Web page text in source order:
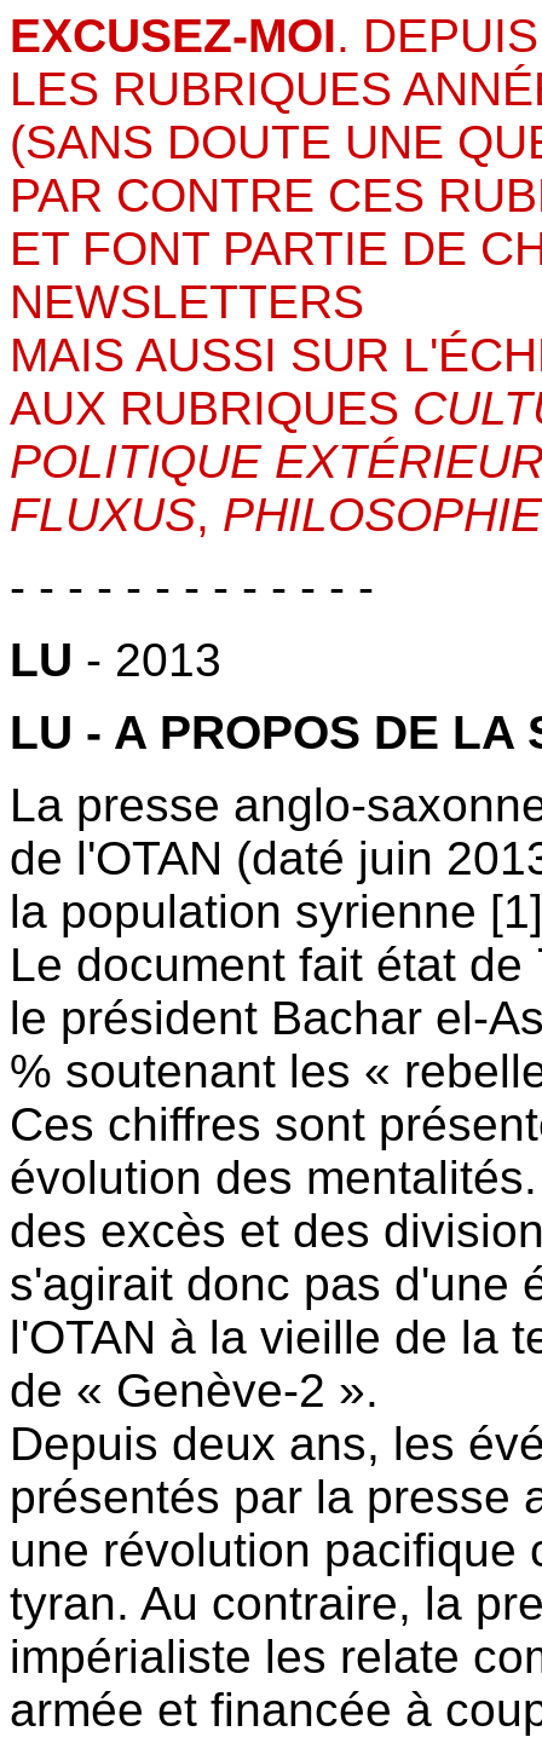
EXCUSEZ-MOI.
LES RUBRIQUES
(SANS DOUTE UNE
PAR CONTRE CES
ET FONT PARTIE DE
NEWSLETTERS
MAIS AUSSI SUR
AUX RUBRIQUES
POLITIQUE
FLUXUS, PHILOSOPHIE
- - - - - - - - - - - - -
LU - 2013
LU - A PROPOS DE LA
La presse anglo-
de l'OTAN (daté juin
la population syrienne [1]
Le document fait état
le président Bachar el-
% soutenant les «
Ces chiffres sont
évolution des
des excès et des
s'agirait donc pas d'une
l'OTAN à la vieille de la
de « Genève-2 ».
Depuis deux ans, les
présentés par la presse
une révolution pacifique
tyran. Au contraire, la
impérialiste les relate
armée et financée à